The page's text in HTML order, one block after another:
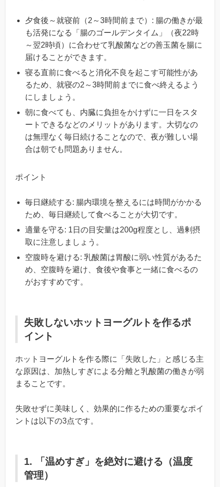
夕食後～就寝前（2～3時間前まで）: 腸の働きが最
も活発になる「腸のゴールデンタイム」（夜22時
～翌2時頃）に合わせて乳酸菌などの善玉菌を腸に
届けることができます。
寝る直前に食べると消化不良を起こす可能性があ
るため、就寝の2～3時間前までに食べ終えるよう
にしましょう。
朝に食べても、内臓に負担をかけずに一日をスタ
ートできるなどのメリットがあります。大切なの
は無理なく毎日続けることなので、夜が難しい場
合は朝でも問題ありません。
ポイント
毎日継続する: 腸内環境を整えるには時間がかかる
ため、毎日継続して食べることが大切です。
適量を守る: 1日の目安量は200g程度とし、過剰摂
取に注意しましょう。
空腹時を避ける: 乳酸菌は胃酸に弱い性質があるた
め、空腹時を避け、食後や食事と一緒に食べるの
がおすすめです。
失敗しないホットヨーグルトを作るポ
イント
ホットヨーグルトを作る際に「失敗した」と感じる主
な原因は、加熱しすぎによる分離と乳酸菌の働きが弱
まることです。
失敗せずに美味しく、効果的に作るための重要なポイ
ントは以下の3点です。
1. 「温めすぎ」を絶対に避ける（温度
管理）